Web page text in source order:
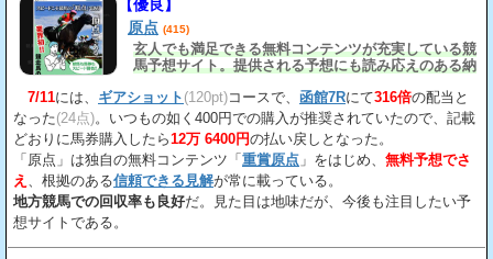
【優良】
原点 (415)
玄人でも満足できる無料コンテンツが充実している競
馬予想サイト。提供される予想にも読み応えのある納
7/11には、 ギアショット (120pt)コースで、 函館7Rにて316倍の配当と
なった(24点)。いつもの如く400円での購入が推奨されていたので、記載
どおりに馬券購入したら12万 6400円の払い戻しとなった。
「原点」は独自の無料コンテンツ「重賞原点 」をはじめ、 無料予想でさ
え
、根拠のある信頼できる見解が常に載っている。
地方競馬での回収率も良好だ。見た目は地味だが、今後も注目したい予
想サイトである。